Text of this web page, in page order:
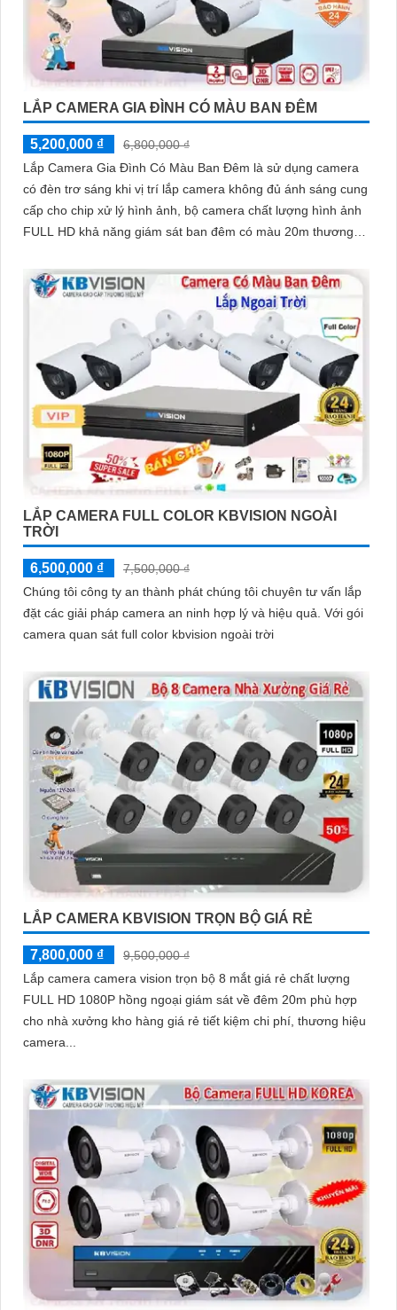
LẮP CAMERA GIA ĐÌNH CÓ MÀU BAN ĐÊM
5,200,000 ₫
6,800,000 ₫
Lắp Camera Gia Đình Có Màu Ban Đêm là sử dụng camera
có đèn trơ sáng khi vị trí lắp camera không đủ ánh sáng cung
cấp cho chip xử lý hình ảnh, bộ camera chất lượng hình ảnh
FULL HD khả năng giám sát ban đêm có màu 20m thương
LẮP CAMERA FULL COLOR KBVISION NGOÀI
TRỜI
6,500,000 ₫
7,500,000 ₫
Chúng tôi công ty an thành phát chúng tôi chuyên tư vấn lắp
đặt các giải pháp camera an ninh hợp lý và hiệu quả. Với gói
camera quan sát full color kbvision ngoài trời
LẮP CAMERA KBVISION TRỌN BỘ GIÁ RẺ
7,800,000 ₫
9,500,000 ₫
Lắp camera camera vision trọn bộ 8 mắt giá rẻ chất lượng
FULL HD 1080P hồng ngoại giám sát về đêm 20m phù hợp
cho nhà xưởng kho hàng giá rẻ tiết kiệm chi phí, thương hiệu
camera...